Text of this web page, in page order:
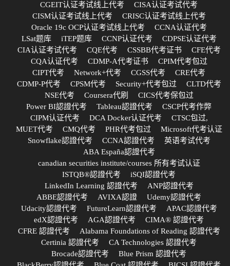
CGEIT认证考试线上代考
CISA认证考试代考
CISM认证考试线上代考
CRISC认证考试线上代考
Oracle 19c OCP认证考试线上代考
CCNA认证代考
LSat题库
iTEP题库 CCNP认证代考
CDPSE认证代考
CIA认证考试代考
CQE代考 CSSBB代考证书
CFE代考
CQA认证代考
CDMP-A代考证书
CPIM代考包过
CIPT代考
Network+代考 CGSS代考
CRE代考
CDMP-P代考
CPSM代考 Security+代考包过
CLTD代考
NSE代考
Coursera代刷
CICS代考保包过
Power BI認證代考
Tableau認證代考
CSCP代考作弊
CIPM认证代考
DCA Docker认证代考
CTSC包过,
MUET代考
CMQ代考 PHR代考包过
Microsoft代考认证
Snowflake認證代考
CCNA認證代考
英语考试代考
ABA España認證代考
canadian securities institute/courses 所有考试认证
ISTQB®認證代考
iSQI認證代考
LinkedIn Learning 認證代考
ANP認證代考
ABBE認證代考
AVIXA認證
Udemy認證代考
Udacity認證代考
FutureLearn認證代考
APAC認證代考
edX認證代考
AGA認證代考
CIMA® 認證代考
CFRE 認證代考
Alabama Foundations of Reading 認證代考
Certinia 認證代考
CA Technologies 認證代考
Brocade認證代考
Blue Prism 認證代考